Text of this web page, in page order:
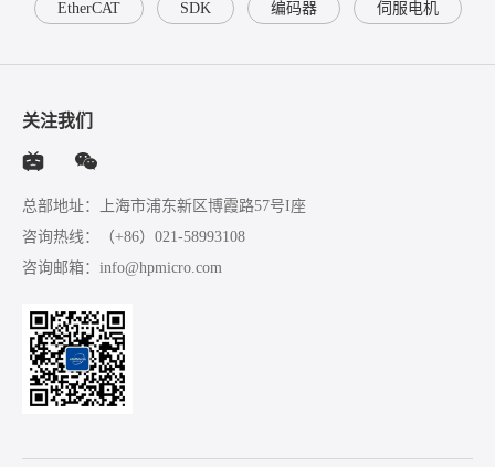
EtherCAT SDK 编码器 伺服电机
关注我们
总部地址：上海市浦东新区博霞路57号I座
咨询热线：
（+86）021-58993108
咨询邮箱： info@hpmicro.com